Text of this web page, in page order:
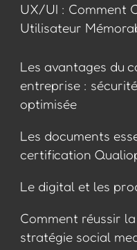
UX/UI : Comment
Utilisateur
Les avantages du
entreprise :
optimisée
Les documents
certification
Le digital et les
Comment réussir
stratégie social